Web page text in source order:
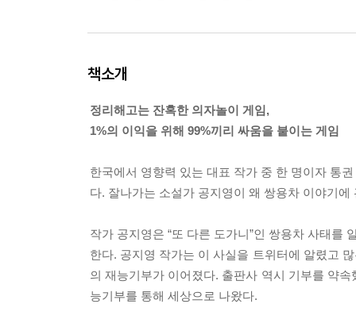
책소개
정리해고는 잔혹한 의자놀이 게임,
1%의 이익을 위해 99%끼리 싸움을 붙이는 게임
한국에서 영향력 있는 대표 작가 중 한 명이자 통
다. 잘나가는 소설가 공지영이 왜 쌍용차 이야기
작가 공지영은 “또 다른 도가니”인 쌍용차 사태를
한다. 공지영 작가는 이 사실을 트위터에 알렸고
의 재능기부가 이어졌다. 출판사 역시 기부를 약
능기부를 통해 세상으로 나왔다.